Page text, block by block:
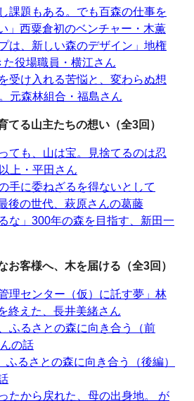
課題もある。でも百森の仕事を
」西粟倉初のベンチャー・木薫
は、新しい森のデザイン」地権
役場職員・横江さん
受け入れる苦悩と、変わらぬ想
元森林組合・福島さん
る山主たちの想い（全3回）
ても、山は宝。見捨てるのは忍
上・平田さん
手に委ねざるを得ないとして
後の世代、萩原さんの葛藤
な」300年の森を目指す、新田一
客様へ、木を届ける（全3回）
理センター（仮）に託す夢」林
終えた、長井美緒さん
ふるさとの森に向き合う（前
の話
ふるさとの森に向き合う（後編）
たから戻れた、母の出身地。 が